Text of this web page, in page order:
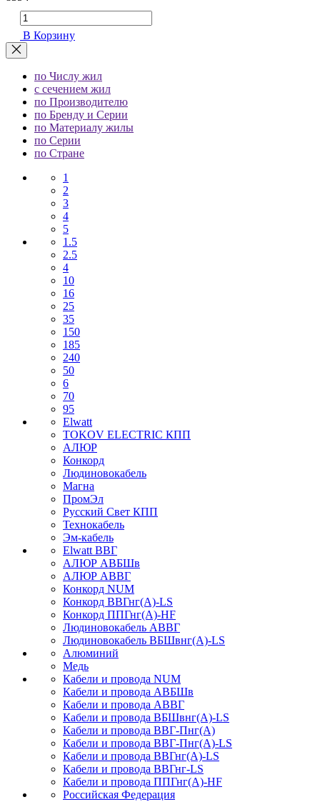
В Корзину
по Числу жил
с сечением жил
по Производителю
по Бренду и Серии
по Материалу жилы
по Серии
по Стране
1
2
3
4
5
1.5
2.5
4
10
16
25
35
150
185
240
50
6
70
95
Elwatt
TOKOV ELECTRIC КПП
АЛЮР
Конкорд
Людиновокабель
Магна
ПромЭл
Русский Свет КПП
Технокабель
Эм-кабель
Elwatt ВВГ
АЛЮР АВБШв
АЛЮР АВВГ
Конкорд NUM
Конкорд ВВГнг(А)-LS
Конкорд ППГнг(А)-HF
Людиновокабель АВВГ
Людиновокабель ВБШвнг(А)-LS
Алюминий
Медь
Кабели и провода NUM
Кабели и провода АВБШв
Кабели и провода АВВГ
Кабели и провода ВБШвнг(А)-LS
Кабели и провода ВВГ-Пнг(А)
Кабели и провода ВВГ-Пнг(А)-LS
Кабели и провода ВВГнг(А)-LS
Кабели и провода ВВГнг-LS
Кабели и провода ППГнг(А)-HF
Российская Федерация